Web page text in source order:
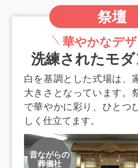
祭壇
華やかなデ
洗練されたモ
白を基調とした式場は、
大きさとなっています。
で華やかに彩り、ひとつ
しく仕立てます。
昔ながらの
葬儀社